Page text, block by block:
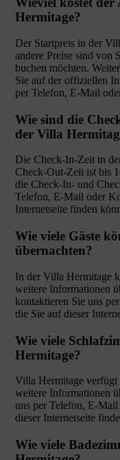
Hermitage?
Der Startpreis in der
andere Preise sind von
buchen möchten.
Sie auf der offiziellen
per Telefon, E-Mail
Wie sind die
der Villa
Die Check-In-Zeit in
Check-Out-Zeit ist bis
die Check-In- und
Telefon, E-Mail oder
Internetseite finden
Wie viele Gäste
übernachten?
In der Villa Hermitage
weitere Informationen
kontaktieren Sie uns
die Sie auf dieser
Wie viele
Hermitage?
Villa Hermitage
weitere Informationen
uns per Telefon, E-
dieser Internetseite
Wie viele